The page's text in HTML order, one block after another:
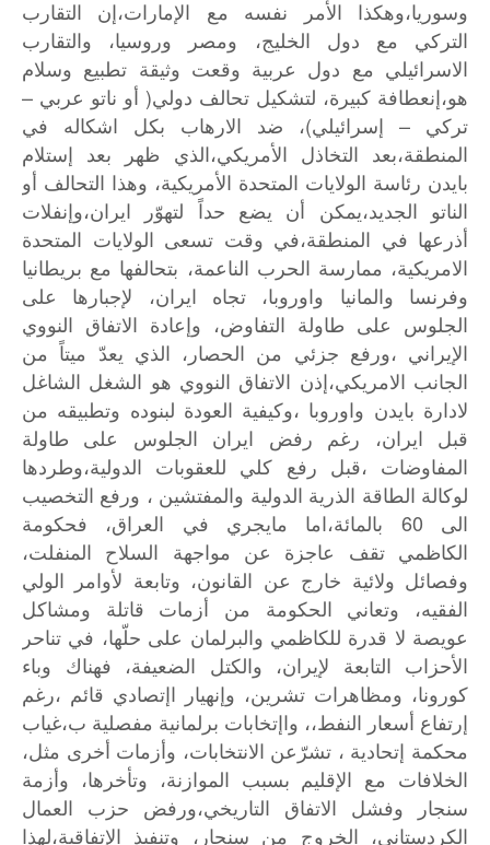
وسوريا،وهكذا
الأمر نفسه مع الإمارات،إن
التقارب
التركي
مع دول الخليج، ومصر وروسيا،
والتقارب
الاسرائيلي مع دول عربية وقعت وثيقة تطبيع وسلام
هو،إنعطافة كبيرة، لتشكيل تحالف دولي( أو ناتو عربي –
تركي – إسرائيلي)، ضد الارهاب بكل اشكاله
في
المنطقة،بعد
التخاذل الأمريكي،الذي ظهر بعد
إستلام
بايدن رئاسة الولايات المتحدة الأمريكية، وهذا التحالف أو
الناتو
الجديد،يمكن أن يضع حداً لتهوّر
ايران،وإنفلات
أذرعها في المنطقة،في وقت تسعى الولايات
المتحدة
الامريكية، ممارسة الحرب الناعمة، بتحالفها مع بريطانيا
وفرنسا
والمانيا واوروبا، تجاه ايران، لإجبارها
على
الجلوس
على طاولة التفاوض، وإعادة الاتفاق
النووي
الإيراني ،ورفع جزئي من الحصار، الذي يعدّ ميتاً من
الجانب الامريكي،إذن الاتفاق النووي هو الشغل الشاغل
لادارة بايدن واوروبا ،وكيفية العودة لبنوده وتطبيقه من
قبل
ايران، رغم رفض ايران الجلوس على
طاولة
المفاوضات
،قبل رفع كلي للعقوبات
الدولية،وطردها
لوكالة الطاقة الذرية الدولية والمفتشين ، ورفع التخصيب
الى
بالمائة،اما مايجري في العراق،
فحكومة
الكاظمي
تقف عاجزة عن مواجهة السلاح
المنفلت،
وفصائل ولائية خارج عن القانون، وتابعة لأوامر
الولي
الفقيه،
وتعاني الحكومة من أزمات قاتلة
ومشاكل
عويصة لا قدرة للكاظمي والبرلمان على حلّها، في تناحر
الأحزاب
التابعة لإيران، والكتل الضعيفة، فهناك
وباء
كورونا، ومظاهرات تشرين، وإنهيار اإتصادي قائم ،رغم
إرتفاع أسعار النفط،، واإتخابات برلمانية مفصلية ب،غياب
محكمة إتحادية ، تشرّعن الانتخابات، وأزمات أخرى مثل،
الخلافات
مع الإقليم بسبب الموازنة، وتأخرها،
وأزمة
سنجار
وفشل الاتفاق التاريخي،ورفض حزب
العمال
الكردستاني،
الخروج من سنجار، وتنفيذ الإتفاقية،لهذا